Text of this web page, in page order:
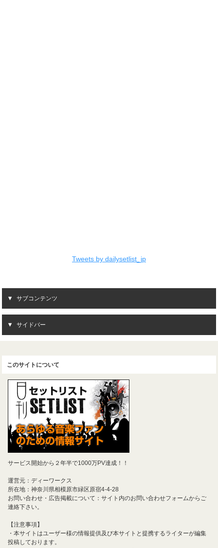
Tweets by dailysetlist_jp
サブコンテンツ
サイドバー
このサイトについて
サービス開始から２年半で1000万PV達成！！
運営元：ディーワークス
所在地：神奈川県相模原市緑区原宿4-4-28
お問い合わせ・広告掲載について：サイト内のお問い合わせフォームからご
連絡下さい。
【注意事項】
・本サイトはユーザー様の情報提供及び本サイトと提携するライターが編集
投稿しております。